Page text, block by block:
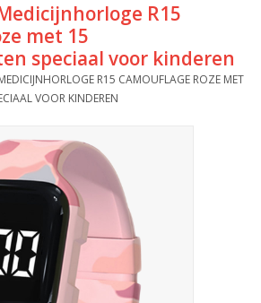
R15
met 15
speciaal voor kinderen
R15 CAMOUFLAGE ROZE MET
VOOR KINDEREN